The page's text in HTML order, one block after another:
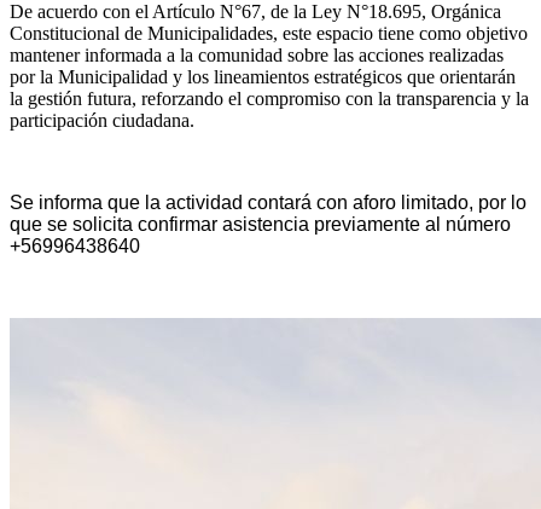
De acuerdo con el Artículo N°67, de la Ley N°18.695, Orgánica
Constitucional de Municipalidades, este espacio tiene como objetivo
mantener informada a la comunidad sobre las acciones realizadas
por la Municipalidad y los lineamientos estratégicos que orientarán
la gestión futura, reforzando el compromiso con la transparencia y la
participación ciudadana.
Se informa que la actividad contará con aforo limitado, por lo
que se solicita confirmar asistencia previamente al número
+56996438640